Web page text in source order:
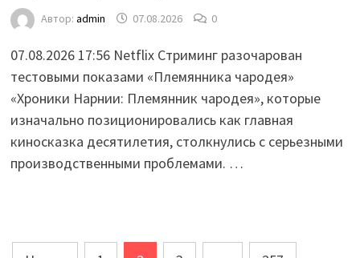
Автор: admin 07.08.2026 0
07.08.2026 17:56 Netflix Стриминг разочарован
тестовыми показами «Племянника чародея»
«Хроники Нарнии: Племянник чародея», которые
изначально позиционировались как главная
киносказка десятилетия, столкнулись с серьезными
производственными проблемами. …